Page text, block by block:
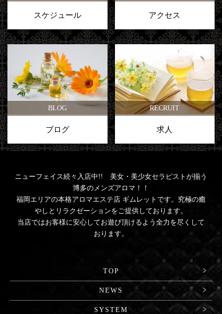
スケジュール アクセス
BLOG
ブログ
RECRUIT
求人
ニューフェイス続々入店中!! 美女・美少女セラピストが揃う
博多のメンズアロマ！！
福岡エリアの本格アロマエステ店 ギムレットです。究極の癒
やしとリラクゼーションをご提供しております。
当店ではお客様に安心してお遊び頂けるよう全力を尽くして
おります。
TOP
NEWS
SYSTEM